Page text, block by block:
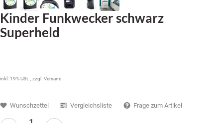
Kinder Funkwecker schwarz
Superheld
inkl. 19% USt. , zzgl. Versand
Wunschzettel Vergleichsliste Frage zum Artikel